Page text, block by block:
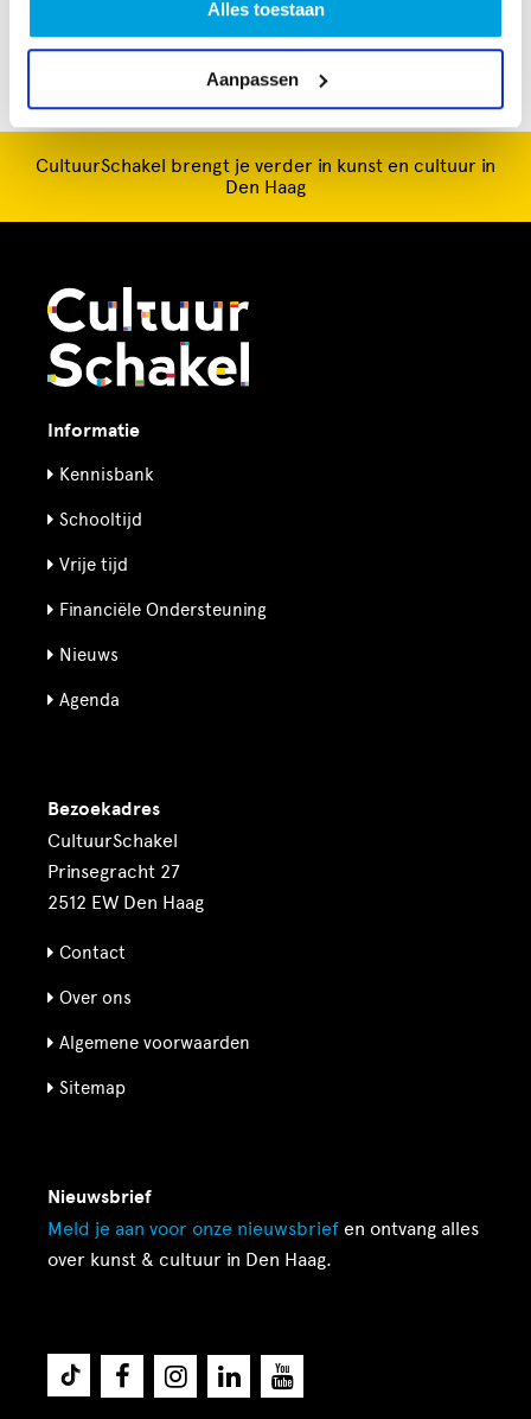
Alles toestaan
Aanpassen
CultuurSchakel brengt je verder in kunst en cultuur in
Den Haag
Informatie
Kennisbank
Schooltijd
Vrije tijd
Financiële Ondersteuning
Nieuws
Agenda
Bezoekadres
CultuurSchakel
Prinsegracht 27
2512 EW Den Haag
Contact
Over ons
Algemene voorwaarden
Sitemap
Nieuwsbrief
Meld je aan voor onze nieuwsbrief en ontvang alles
over kunst & cultuur in Den Haag.